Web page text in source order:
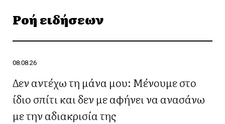
Ροή ειδήσεων
08.08.26
Δεν αντέχω τη μάνα μου: Μένουμε στο
ίδιο σπίτι και δεν με αφήνει να ανασάνω
με την αδιακρισία της